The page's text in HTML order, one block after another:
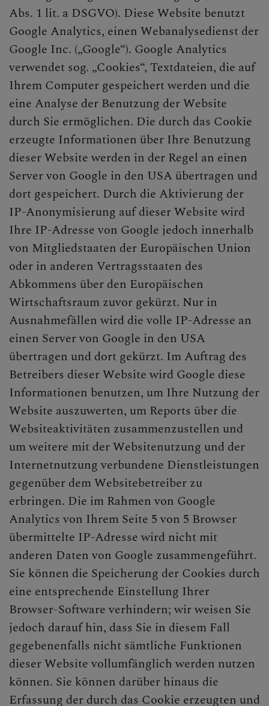
Abs. 1 lit. a DSGVO). Diese Website benutzt
Google Analytics, einen Webanalysedienst der
Google Inc. („Google“). Google Analytics
verwendet sog. „Cookies“, Textdateien, die auf
Ihrem Computer gespeichert werden und die
eine Analyse der Benutzung der Website
durch Sie ermöglichen. Die durch das Cookie
erzeugte Informationen über Ihre Benutzung
dieser Website werden in der Regel an einen
Server von Google in den USA übertragen und
dort gespeichert. Durch die Aktivierung der
IP-Anonymisierung auf dieser Website wird
Ihre IP-Adresse von Google jedoch innerhalb
von Mitgliedstaaten der Europäischen Union
oder in anderen Vertragsstaaten des
Abkommens über den Europäischen
Wirtschaftsraum zuvor gekürzt. Nur in
Ausnahmefällen wird die volle IP-Adresse an
einen Server von Google in den USA
übertragen und dort gekürzt. Im Auftrag des
Betreibers dieser Website wird Google diese
Informationen benutzen, um Ihre Nutzung der
Website auszuwerten, um Reports über die
Websiteaktivitäten zusammenzustellen und
um weitere mit der Websitenutzung und der
Internetnutzung verbundene Dienstleistungen
gegenüber dem Websitebetreiber zu
erbringen. Die im Rahmen von Google
Analytics von Ihrem Seite 5 von 5 Browser
übermittelte IP-Adresse wird nicht mit
anderen Daten von Google zusammengeführt.
Sie können die Speicherung der Cookies durch
eine entsprechende Einstellung Ihrer
Browser-Software verhindern; wir weisen Sie
jedoch darauf hin, dass Sie in diesem Fall
gegebenenfalls nicht sämtliche Funktionen
dieser Website vollumfänglich werden nutzen
können. Sie können darüber hinaus die
Erfassung der durch das Cookie erzeugten und